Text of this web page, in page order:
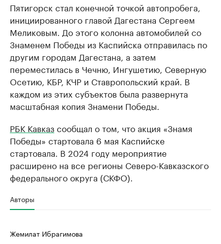
Пятигорск стал конечной точкой автопробега,
инициированного главой Дагестана Сергеем
Меликовым. До этого колонна автомобилей со
Знаменем Победы из Каспийска отправилась по
другим городам Дагестана, а затем
переместилась в Чечню, Ингушетию, Северную
Осетию, КБР, КЧР и Ставропольский край. В
каждом из этих субъектов была развернута
масштабная копия Знамени Победы.
РБК Кавказсообщал о том, что акция «Знамя
Победы» стартовала 6 мая Каспийске
стартовала. В 2024 году мероприятие
расширено на все регионы Северо-Кавказского
федерального округа (СКФО).
Авторы
Жемилат Ибрагимова